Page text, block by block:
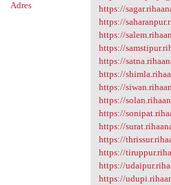
Adres
https://
https://
https://
https://
https://
https://
https://
https://
https://
https://
https://
https://
https://
https://